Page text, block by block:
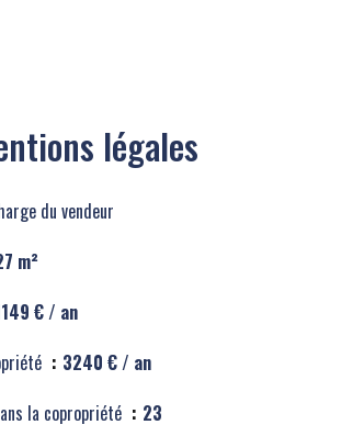
légales
du vendeur
m²
€ / an
3240 € / an
la copropriété
23